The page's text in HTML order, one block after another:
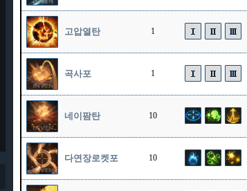
고압열탄 1
곡사포 1
네이팜탄 10
다연장로켓포 10